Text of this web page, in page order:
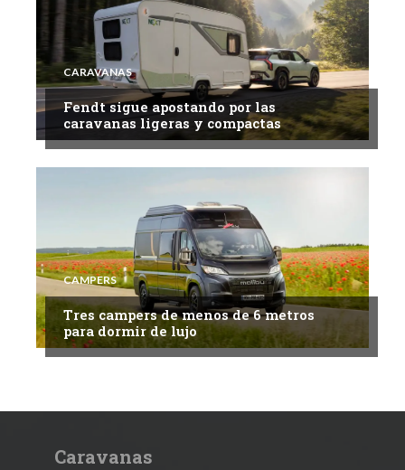
CARAVANAS
Fendt sigue apostando por las
caravanas ligeras y compactas
CAMPERS
Tres campers de menos de 6 metros
para dormir de lujo
Caravanas